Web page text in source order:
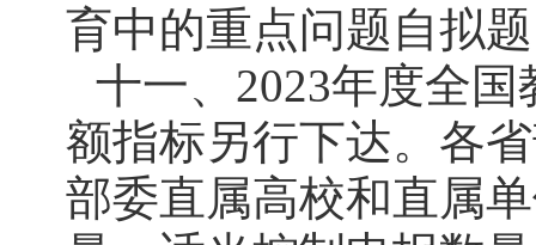
育中的重点问题自拟
十一、2023年度全
额指标另行下达。各
部委直属高校和直属